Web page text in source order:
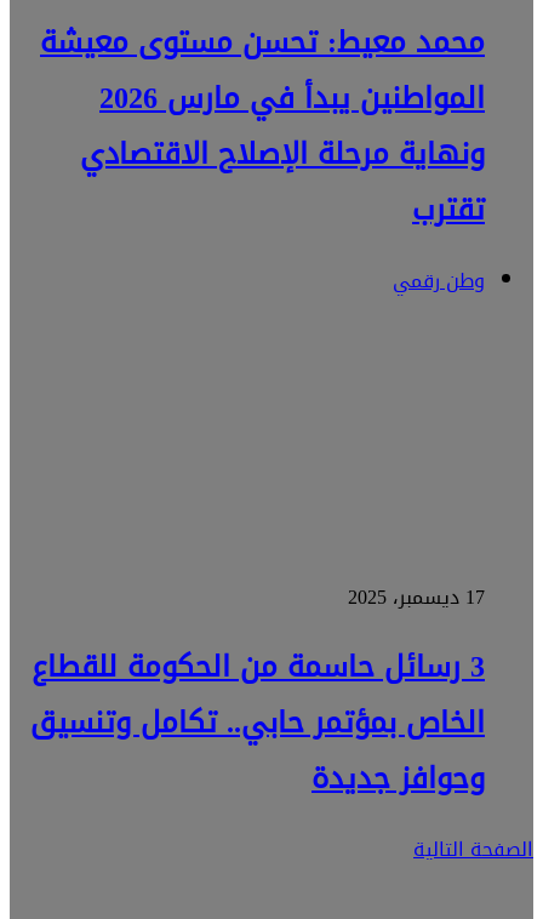
محمد معيط: تحسن مستوى معيشة
المواطنين يبدأ في مارس 2026
ونهاية مرحلة الإصلاح الاقتصادي
تقترب
وطن رقمي
17 ديسمبر، 2025
3 رسائل حاسمة من الحكومة للقطاع
الخاص بمؤتمر حابي.. تكامل وتنسيق
وحوافز جديدة
الصفحة التالية